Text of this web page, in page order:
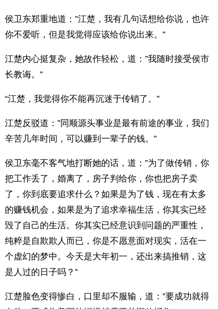
侯卫东郑重地道：”江楚，我有几句话想给你说，也许
你不爱听，但是我觉得应该给你说出来。”
江楚内心挺复杂，她故作轻松，道：”我随时接受侯市
长教诲。”
“江楚，我觉得你不能再沉迷于传销了。”
江楚反驳道：”同顺源头事业是最有前途的事业，我们
辛苦几年时间，可以赚到一辈子的钱。”
侯卫东毫不客气地打断她的话，道：”为了做传销，你
把工作丢了，婚离了，房子判给你，你也把房子卖
了，你到底要追求什么？如果是为了钱，现在有太多
的赚钱机会，如果是为了追求幸福生活，你其实已经
毁了自己的生活。你其实已经意识到问题的严重性，
纯粹是自欺欺人而已，你是不愿意面对现实，活在一
个虚幻的梦中。今天是大年初一，还出来搞推销，这
是人过的日子吗？”
江楚脸色变得惨白，口里却不服输，道：”要成功就得